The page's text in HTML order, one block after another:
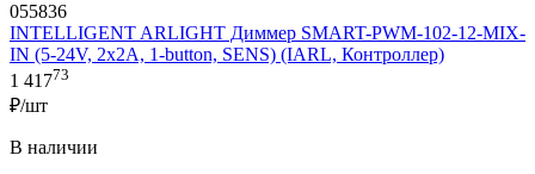
055836
INTELLIGENT ARLIGHT Диммер SMART-PWM-102-12-MIX-
IN (5-24V, 2x2A, 1-button, SENS) (IARL, Контроллер)
1 41773
₽/шт
В наличии